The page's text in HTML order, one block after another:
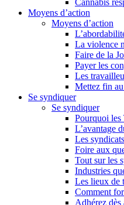
Cannabis
Moyens d’action
Moyens d’action
La violence
Faire de la
Payer les
Les
Mettez fin
Se syndiquer
Se syndiquer
Pourquoi
L’avantage
Les
Foire aux
Tout sur les
Industries
Les lieux de
Comment
Adhérez dès